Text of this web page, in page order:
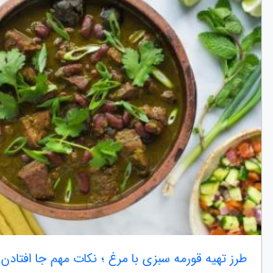
طرز تهیه قورمه سبزی با مرغ ؛ نکات مهم جا افتادن